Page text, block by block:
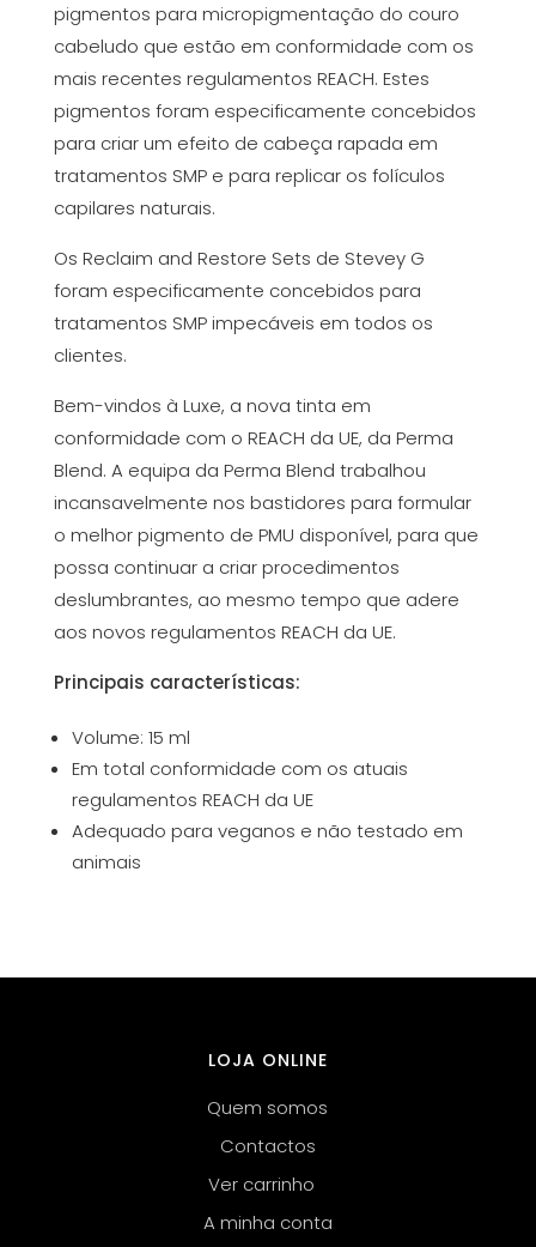
pigmentos para micropigmentação do couro
cabeludo que estão em conformidade com os
mais recentes regulamentos REACH. Estes
pigmentos foram especificamente concebidos
para criar um efeito de cabeça rapada em
tratamentos SMP e para replicar os folículos
capilares naturais.
Os Reclaim and Restore Sets de Stevey G
foram especificamente concebidos para
tratamentos SMP impecáveis em todos os
clientes.
Bem-vindos à Luxe, a nova tinta em
conformidade com o REACH da UE, da Perma
Blend. A equipa da Perma Blend trabalhou
incansavelmente nos bastidores para formular
o melhor pigmento de PMU disponível, para que
possa continuar a criar procedimentos
deslumbrantes, ao mesmo tempo que adere
aos novos regulamentos REACH da UE.
Principais características:
Volume: 15 ml
Em total conformidade com os atuais
regulamentos REACH da UE
Adequado para veganos e não testado em
animais
LOJA ONLINE
Quem somos
Contactos
Ver carrinho
A minha conta